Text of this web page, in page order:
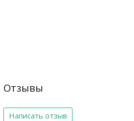
Отзывы
Написать отзыв